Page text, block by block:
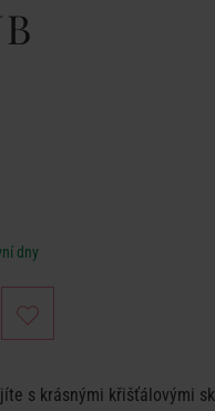
dny
s krásnými křišťálovými